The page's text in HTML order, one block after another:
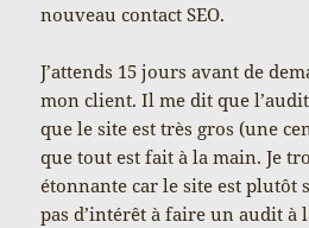
nouveau contact SEO.
J’attends 15 jours avant de
mon client. Il me dit que
que le site est très gros (une
que tout est fait à la main. Je
étonnante car le site est plutôt
pas d’intérêt à faire un audit à